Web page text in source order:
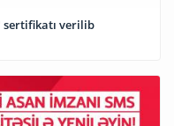
sertifikatı verilib